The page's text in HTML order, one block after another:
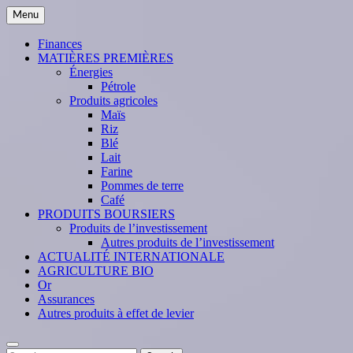
Skip
to
content
Menu
Finances
MATIÈRES PREMIÈRES
Énergies
Pétrole
Produits agricoles
Maïs
Riz
Blé
Lait
Farine
Pommes de terre
Café
PRODUITS BOURSIERS
Produits de l’investissement
Autres produits de l’investissement
ACTUALITÉ INTERNATIONALE
AGRICULTURE BIO
Or
Assurances
Autres produits à effet de levier
Search